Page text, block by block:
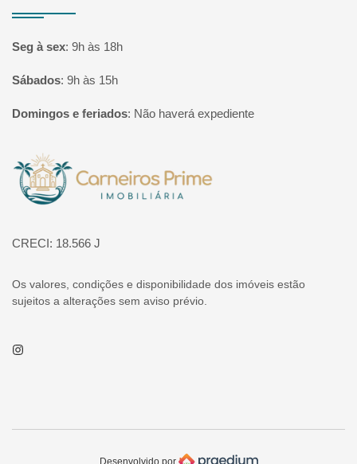
Seg à sex: 9h às 18h
Sábados: 9h às 15h
Domingos e feriados: Não haverá expediente
Página inicial
CRECI: 18.566 J
Os valores, condições e disponibilidade dos imóveis estão
sujeitos a alterações sem aviso prévio.
Instagram
Desenvolvido por